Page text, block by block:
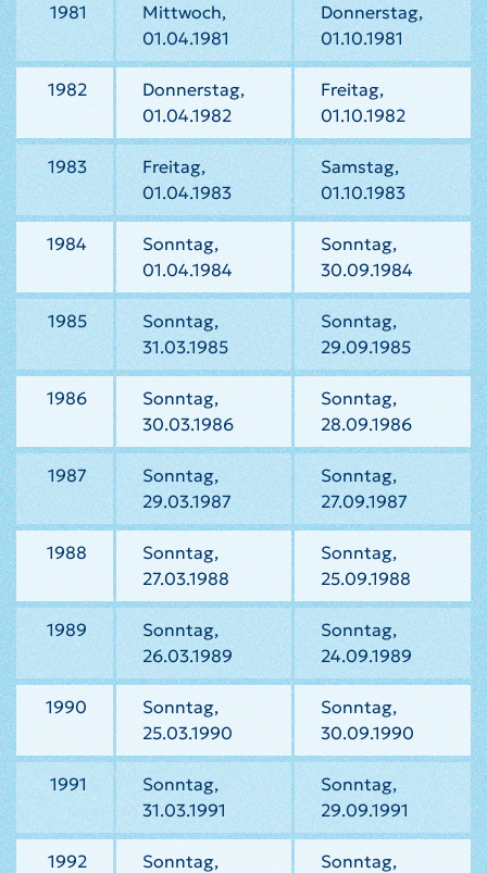
1981
Mittwoch,
01.04.1981
Donnerstag,
01.10.1981
1982
Donnerstag,
01.04.1982
Freitag,
01.10.1982
1983
Freitag,
01.04.1983
Samstag,
01.10.1983
1984
Sonntag,
01.04.1984
Sonntag,
30.09.1984
1985
Sonntag,
31.03.1985
Sonntag,
29.09.1985
1986
Sonntag,
30.03.1986
Sonntag,
28.09.1986
1987
Sonntag,
29.03.1987
Sonntag,
27.09.1987
1988
Sonntag,
27.03.1988
Sonntag,
25.09.1988
1989
Sonntag,
26.03.1989
Sonntag,
24.09.1989
1990
Sonntag,
25.03.1990
Sonntag,
30.09.1990
1991
Sonntag,
31.03.1991
Sonntag,
29.09.1991
1992
Sonntag,
Sonntag,